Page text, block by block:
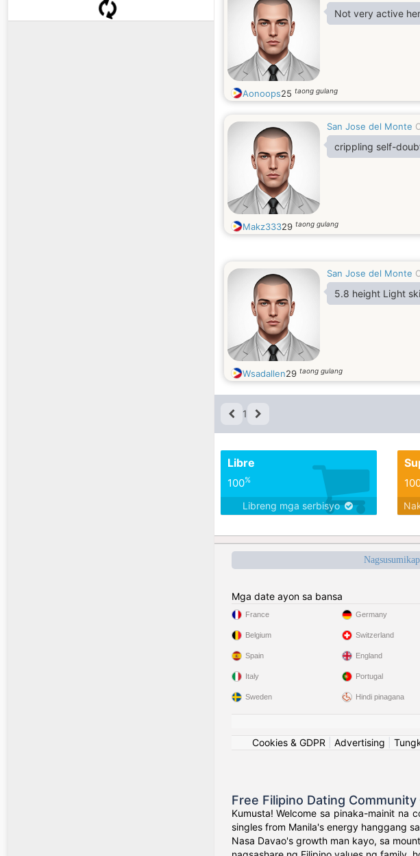
Not very active
Aonoops25 taong gulang
San Jose del Monte
crippling self-
Makz33329 taong gulang
San Jose del Monte
5.8 height Light
Wsadallen29 taong gulang
1
Libre
100%
Libreng mga serbisyo
Mga date ayon sa bansa
France
Belgium
Spain
Italy
Sweden
Germany
Switzerland
England
Portugal
Hindi pinagana
Cookies & GDPR
Advertising
Free Filipino Dating
Kumusta! Welcome sa pinaka-mainit na
singles from Manila's energy hanggang
Nasa Davao's growth man kayo, sa